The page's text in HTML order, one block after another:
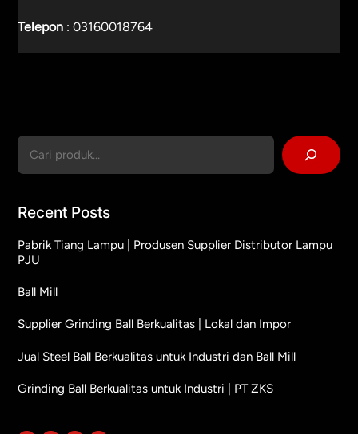
Telepon :03160018764
Cari
Recent Posts
Pabrik Tiang Lampu | Produsen Supplier Distributor Lampu
PJU
Ball Mill
Supplier Grinding Ball Berkualitas | Lokal dan Impor
Jual Steel Ball Berkualitas untuk Industri dan Ball Mill
Grinding Ball Berkualitas untuk Industri | PT ZKS